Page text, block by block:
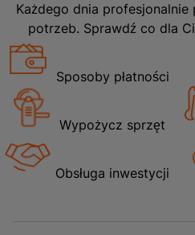
Każdego dnia
potrzeb. Sprawdź co dla
Sposoby płatności
Wypożycz sprzęt
Obsługa inwestycji